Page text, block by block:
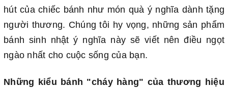
hút của chiếc bánh như món quà ý nghĩa dành tặng
người thương. Chúng tôi hy vọng, những sản phẩm
bánh sinh nhật ý nghĩa này sẽ viết nên điều ngọt
ngào nhất cho cuộc sống của bạn.
Những kiểu bánh "cháy hàng" của thương hiệu